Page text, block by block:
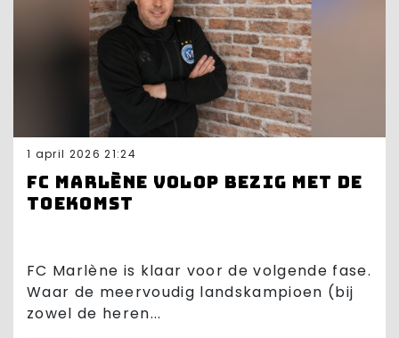
1 april 2026 21:24
FC Marlène volop bezig met de
toekomst
FC Marlène is klaar voor de volgende fase.
Waar de meervoudig landskampioen (bij
zowel de heren...